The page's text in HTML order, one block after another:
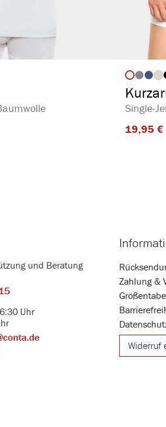
Single-
19,95 €​
und Beratung
Uhr
Zahlung &
Widerruf